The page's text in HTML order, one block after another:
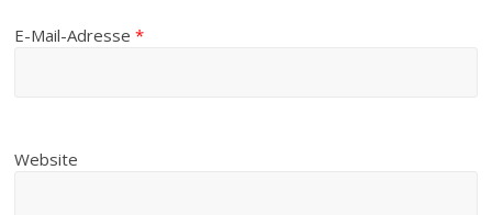
E-Mail-Adresse*
Website